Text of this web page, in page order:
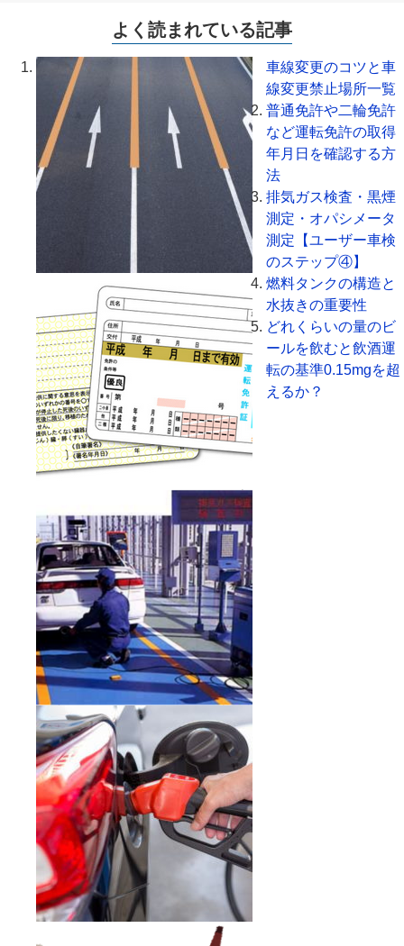
よく読まれている記事
車線変更のコツと車
線変更禁止場所一覧
普通免許や二輪免許
など運転免許の取得
年月日を確認する方
法
排気ガス検査・黒煙
測定・オパシメータ
測定【ユーザー車検
のステップ④】
燃料タンクの構造と
水抜きの重要性
どれくらいの量のビ
ールを飲むと飲酒運
転の基準0.15mgを超
えるか？